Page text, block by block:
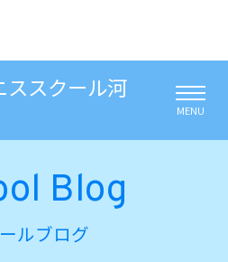
ススクール河
MENU
Blog
ルブログ